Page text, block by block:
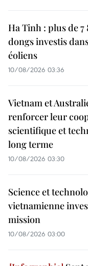
Ha Tinh : plus de
dongs investis
éoliens
10/08/2026 03:36
Vietnam et
renforcer leur
scientifique et
long terme
10/08/2026 03:30
Science et
vietnamienne
mission
10/08/2026 03:00